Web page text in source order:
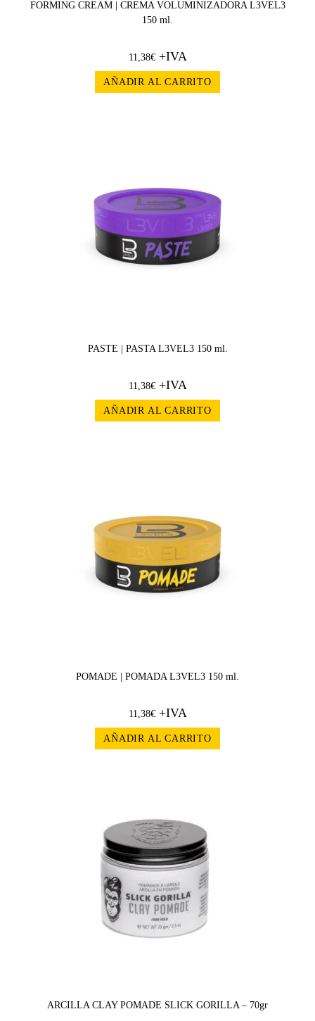
FORMING CREAM | CREMA VOLUMINIZADORA L3VEL3
150 ml.
11,38€+IVA
AÑADIR AL CARRITO
PASTE | PASTA L3VEL3 150 ml.
11,38€+IVA
AÑADIR AL CARRITO
POMADE | POMADA L3VEL3 150 ml.
11,38€+IVA
AÑADIR AL CARRITO
ARCILLA CLAY POMADE SLICK GORILLA – 70gr